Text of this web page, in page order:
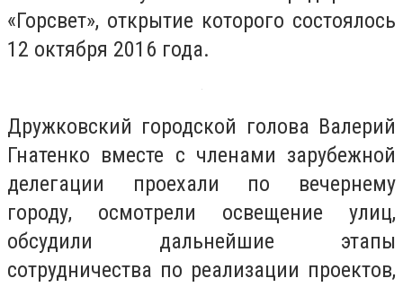
«Горсвет», открытие которого состоялось
12 октября 2016 года.
Дружковский городской голова Валерий
Гнатенко вместе с членами зарубежной
делегации проехали по вечернему
городу, осмотрели освещение улиц,
обсудили дальнейшие этапы
сотрудничества по реализации проектов,